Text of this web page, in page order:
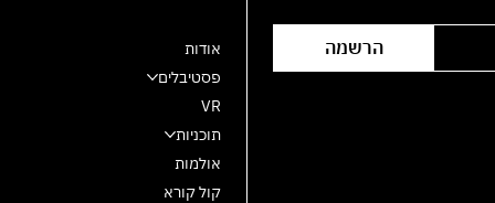
הרשמה
אודות
פסטיבלים
VR
תוכניות
אולמות
קול קורא